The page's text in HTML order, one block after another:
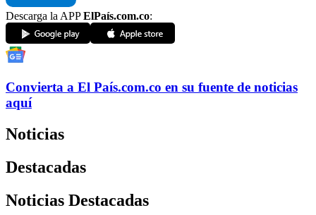
Descarga la APPElPaís.com.co:
Convierta a El País.com.co en su fuente de noticias
aquí
Noticias
Destacadas
Noticias Destacadas